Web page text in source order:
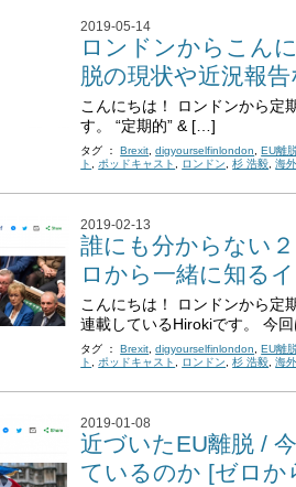
2019-05-14
ロンドンからこん
脱の現状や近況報
こんにちは！ ロンドンから定
す。 “定期的” & […]
タグ ： Brexit,digyourselfinlondon, EU離
ト ,ポッドキャスト , ロンドン,杉 浩毅,海
2019-02-13
誰にも分からない
ロから一緒に知る
こんにちは！ ロンドンから定
連載しているHirokiです。 今
タグ ： Brexit,digyourselfinlondon, EU離
ト ,ポッドキャスト , ロンドン,杉 浩毅,海
2019-01-08
近づいたEU離脱 /
ているのか [ゼロか